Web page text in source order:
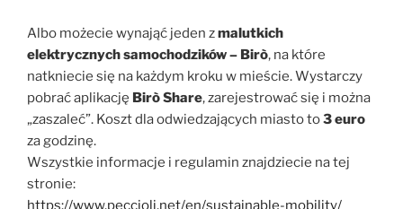
Albo możecie wynająć jeden zmalutkich
elektrycznych samochodzików – Birò, na które
natkniecie się na każdym kroku w mieście. Wystarczy
pobrać aplikację Birò Share, zarejestrować się i można
„zaszaleć”. Koszt dla odwiedzających miasto to3 euro
za godzinę.
Wszystkie informacje i regulamin znajdziecie na tej
stronie:
https://www.peccioli.net/en/sustainable-mobility/